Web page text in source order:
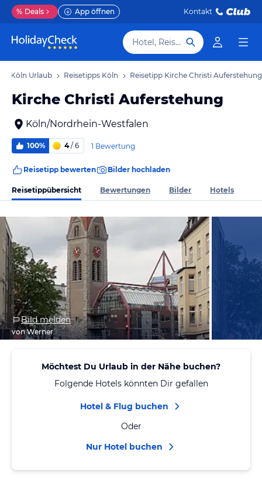
% Deals App öffnen Kontakt
Hotel, Reiseziel
Köln Urlaub Reisetipps Köln Reisetipp Kirche Christi Auferstehung
Kirche Christi Auferstehung
Köln/Nordrhein-Westfalen
100% 4/ 6 1 Bewertung
Reisetipp bewerten Bilder hochladen
Reisetippübersicht Bewertungen Bilder Hotels
Bild melden
von Werner
Möchtest Du Urlaub in der Nähe buchen?
Folgende Hotels könnten Dir gefallen
Hotel & Flug buchen
Oder
Nur Hotel buchen